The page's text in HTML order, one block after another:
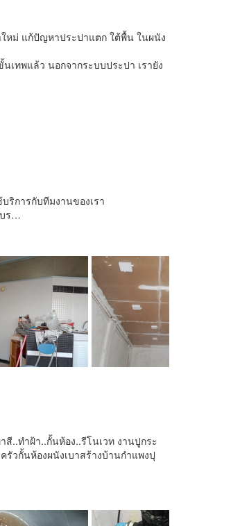
หม่ แก้ปัญหาประปาแตก ใต้พื้น ในผนัง
เทพแล้ว นอกจากระบบประปา เรายัง
ริการกับทีมงานของเรา
บร…
..ทำฝ้า..กั้นห้อง..รีโนเวท งานปูกระ
รัวกั้นห้องผนังเบาสร้างบ้านกำแพงปุ